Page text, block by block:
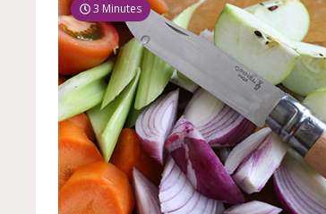
3 Minutes